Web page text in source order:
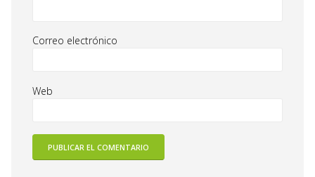
Correo electrónico
Web